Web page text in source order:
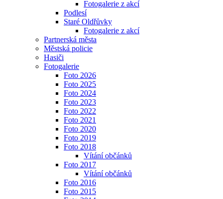
Fotogalerie z akcí
Podlesí
Staré Oldřůvky
Fotogalerie z akcí
Partnerská města
Městská policie
Hasiči
Fotogalerie
Foto 2026
Foto 2025
Foto 2024
Foto 2023
Foto 2022
Foto 2021
Foto 2020
Foto 2019
Foto 2018
Vítání občánků
Foto 2017
Vítání občánků
Foto 2016
Foto 2015